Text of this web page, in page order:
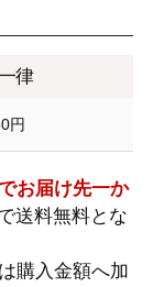
律
円
お届け先一か
送料無料とな
購入金額へ加